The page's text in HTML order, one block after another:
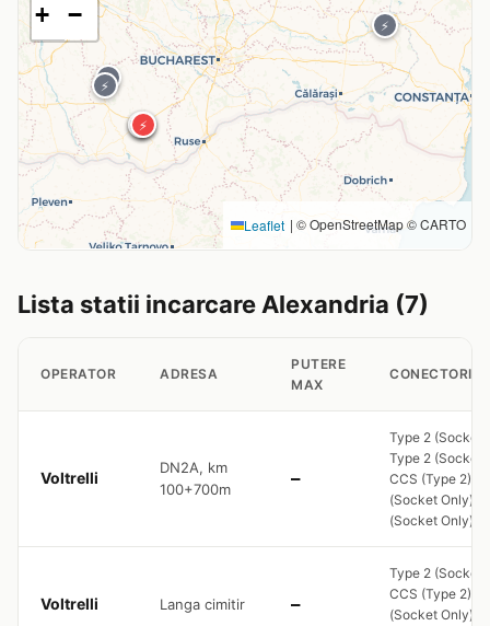
⚡
⚡
⚡
⚡
⚡
⚡
⚡
+ −
Leaflet | © OpenStreetMap © CARTO
Lista statii incarcare Alexandria (7)
OPERATOR ADRESA
PUTERE
MAX
CONECTORI
Voltrelli
DN2A, km
100+700m
—
Type 2 (Socket
Type 2 (Socket
CCS (Type 2),
(Socket Only),
(Socket Only)
Voltrelli Langa cimitir —
Type 2 (Socket
CCS (Type 2),
(Socket Only),